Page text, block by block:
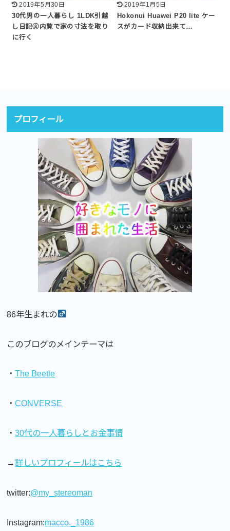
2019年5月30日
30代男の一人暮らし 1LDK引越
し日記⑧内覧で家の寸法を取り
に行く
2019年1月5日
Hokonui Huawei P20 lite ケー
スがカード収納出来て…
プロフィール
86年生まれの
このブログのメインテーマは
・The Beetle
・CONVERSE
・30代の一人暮らしとお金事情
→詳しいプロフィールはこちら
twitter:@my_stereoman
Instagram:macco._1986